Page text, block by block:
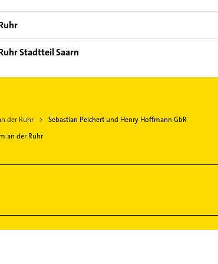
Stadtteil Saarn
der Ruhr
Sebastian Peichert und Henry Hoffmann GbR
an der Ruhr